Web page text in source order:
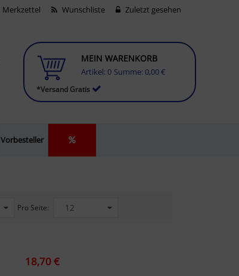
Merkzettel Wunschliste Zuletzt gesehen
*Versand Gratis
MEIN WARENKORB
Artikel: 0 Summe: 0,00 €
Vorbesteller
Pro Seite:
18,70 €